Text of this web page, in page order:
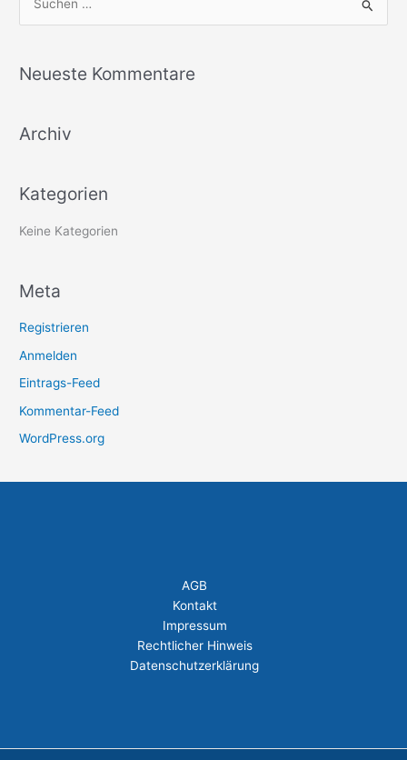
h
n
c
h
Neueste Kommentare
Archiv
Kategorien
Keine Kategorien
Meta
Registrieren
Anmelden
Eintrags-Feed
Kommentar-Feed
WordPress.org
AGB
Kontakt
Impressum
Rechtlicher Hinweis
Datenschutzerklärung